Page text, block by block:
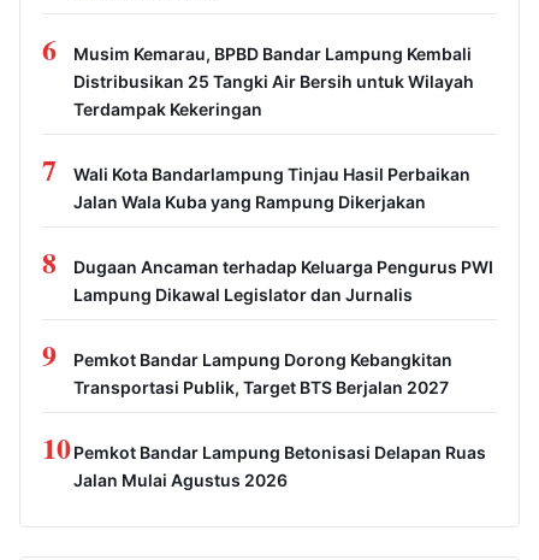
6
Musim Kemarau, BPBD Bandar Lampung Kembali
Distribusikan 25 Tangki Air Bersih untuk Wilayah
Terdampak Kekeringan
7
Wali Kota Bandarlampung Tinjau Hasil Perbaikan
Jalan Wala Kuba yang Rampung Dikerjakan
8
Dugaan Ancaman terhadap Keluarga Pengurus PWI
Lampung Dikawal Legislator dan Jurnalis
9
Pemkot Bandar Lampung Dorong Kebangkitan
Transportasi Publik, Target BTS Berjalan 2027
10Pemkot Bandar Lampung Betonisasi Delapan Ruas
Jalan Mulai Agustus 2026